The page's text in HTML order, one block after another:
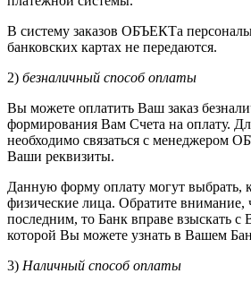
В систему заказов ОБЪЕКТа
банковских картах не передаются.
2) безналичный способ оплаты
Вы можете оплатить Ваш заказ
формирования Вам Счета на оплату.
необходимо связаться с менеджером
Ваши реквизиты.
Данную форму оплату могут выбрать,
физические лица. Обратите внимание,
последним, то Банк вправе взыскать с
которой Вы можете узнать в Вашем
3) Наличный способ оплаты